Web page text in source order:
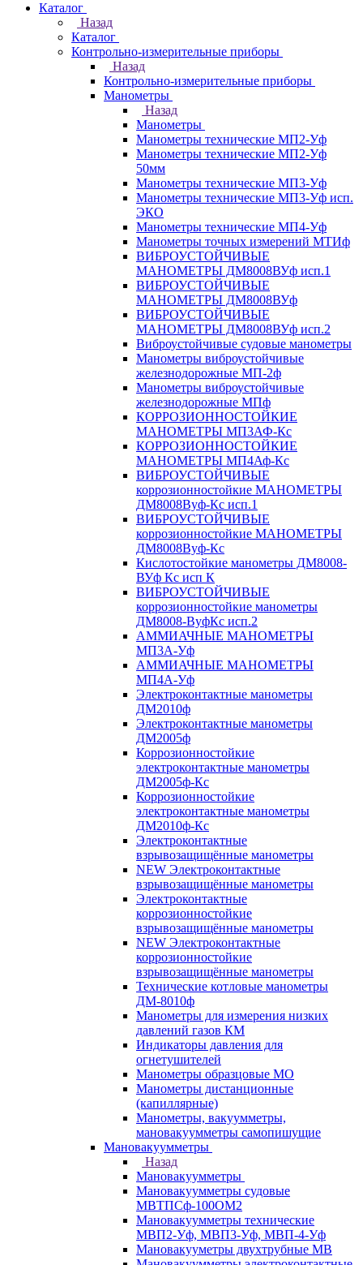
Каталог
Назад
Каталог
Контрольно-измерительные приборы
Назад
Контрольно-измерительные приборы
Манометры
Назад
Манометры
Манометры технические МП2-Уф
Манометры технические МП2-Уф
50мм
Манометры технические МП3-Уф
Манометры технические МП3-Уф исп.
ЭКО
Манометры технические МП4-Уф
Манометры точных измерений МТИф
ВИБРОУСТОЙЧИВЫЕ
МАНОМЕТРЫ ДМ8008ВУф исп.1
ВИБРОУСТОЙЧИВЫЕ
МАНОМЕТРЫ ДМ8008ВУф
ВИБРОУСТОЙЧИВЫЕ
МАНОМЕТРЫ ДМ8008ВУф исп.2
Виброустойчивые судовые манометры
Манометры виброустойчивые
железнодорожные МП-2ф
Манометры виброустойчивые
железнодорожные МПф
КОРРОЗИОННОСТОЙКИЕ
МАНОМЕТРЫ МП3АФ-Кс
КОРРОЗИОННОСТОЙКИЕ
МАНОМЕТРЫ МП4Аф-Кс
ВИБРОУСТОЙЧИВЫЕ
коррозионностойкие МАНОМЕТРЫ
ДМ8008Вуф-Кс исп.1
ВИБРОУСТОЙЧИВЫЕ
коррозионностойкие МАНОМЕТРЫ
ДМ8008Вуф-Кс
Кислотостойкие манометры ДМ8008-
ВУф Кс исп К
ВИБРОУСТОЙЧИВЫЕ
коррозионностойкие манометры
ДМ8008-ВуфКс исп.2
АММИАЧНЫЕ МАНОМЕТРЫ
МП3А-Уф
АММИАЧНЫЕ МАНОМЕТРЫ
МП4А-Уф
Электроконтактные манометры
ДМ2010ф
Электроконтактные манометры
ДМ2005ф
Коррозионностойкие
электроконтактные манометры
ДМ2005ф-Кс
Коррозионностойкие
электроконтактные манометры
ДМ2010ф-Кс
Электроконтактные
взрывозащищённые манометры
NEW Электроконтактные
взрывозащищённые манометры
Электроконтактные
коррозионностойкие
взрывозащищённые манометры
NEW Электроконтактные
коррозионностойкие
взрывозащищённые манометры
Технические котловые манометры
ДМ-8010ф
Манометры для измерения низких
давлений газов КМ
Индикаторы давления для
огнетушителей
Манометры образцовые МО
Манометры дистанционные
(капиллярные)
Манометры, вакуумметры,
мановакуумметры самопишущие
Мановакуумметры
Назад
Мановакуумметры
Мановакуумметры судовые
МВТПСф-100ОМ2
Мановакуумметры технические
МВП2-Уф, МВП3-Уф, МВП-4-Уф
Мановакууметры двухтрубные МВ